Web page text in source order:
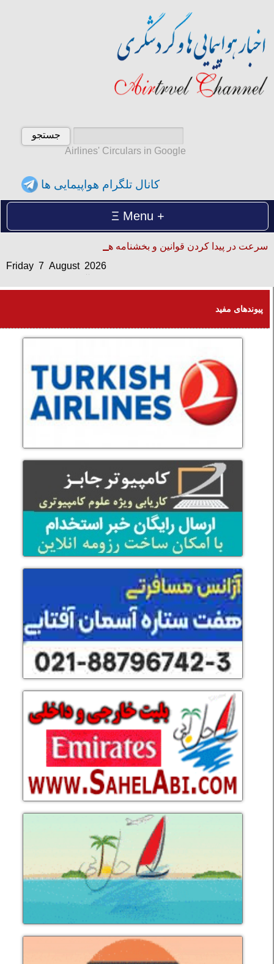
Airlines' Circulars in Google
کانال تلگرام هواپیمایی ها
Menu
سرعت در پیدا کردن قوانین و بخشنامه ها
Friday 7 August 2026
Friday 7 August 2026
پیوندهای مفید